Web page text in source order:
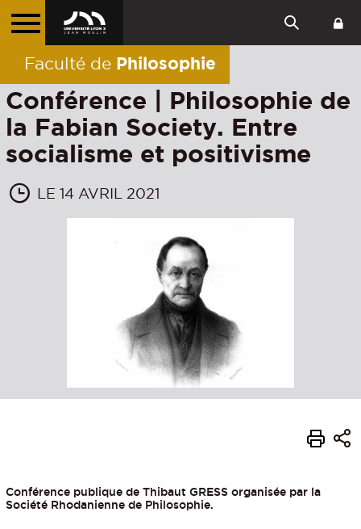
Faculté de Philosophie
Conférence | Philosophie de
la Fabian Society. Entre
socialisme et positivisme
LE 14 AVRIL 2021
Conférence publique de Thibaut GRESS organisée par la
Société Rhodanienne de Philosophie.